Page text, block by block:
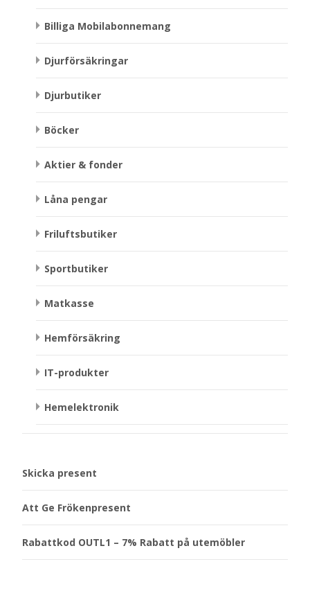
Billiga Mobilabonnemang
Djurförsäkringar
Djurbutiker
Böcker
Aktier & fonder
Låna pengar
Friluftsbutiker
Sportbutiker
Matkasse
Hemförsäkring
IT-produkter
Hemelektronik
Skicka present
Att Ge Frökenpresent
Rabattkod OUTL1 – 7% Rabatt på utemöbler